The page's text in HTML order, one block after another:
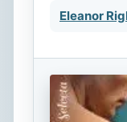
Eleanor